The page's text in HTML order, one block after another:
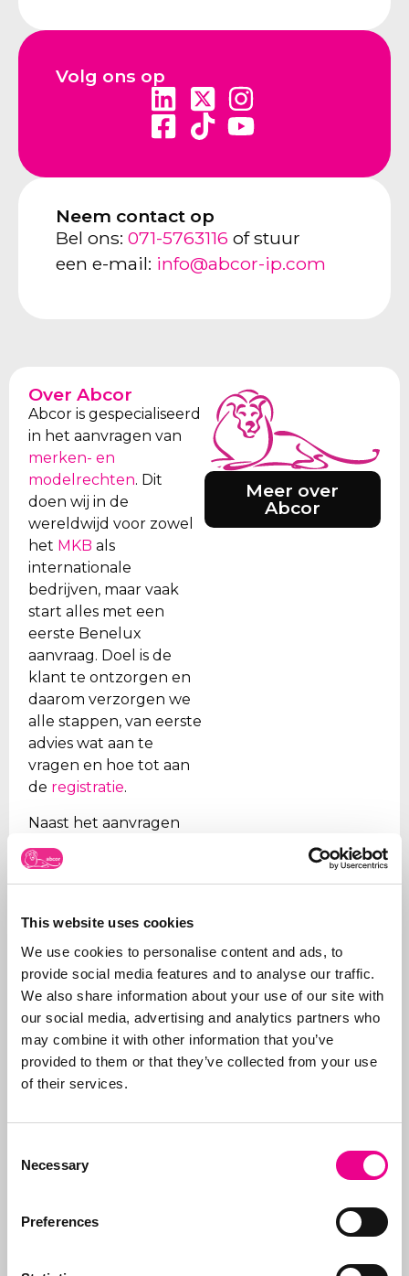
This website uses cookies
We use cookies to personalise content and ads, to
provide social media features and to analyse our traffic.
We also share information about your use of our site with
our social media, advertising and analytics partners who
may combine it with other information that you’ve
provided to them or that they’ve collected from your use
of their services.
Selection
Necessary
Preferences
Volg ons op
Neem contact op
Bel ons: 071-5763116 of stuur
een e-mail: info@abcor-ip.com
Over Abcor
Abcor is gespecialiseerd
in het aanvragen van
merken- en
modelrechten. Dit
doen wij in de
wereldwijd voor zowel
het MKB als
internationale
bedrijven, maar vaak
start alles met een
eerste Benelux
aanvraag. Doel is de
klant te ontzorgen en
daarom verzorgen we
alle stappen, van eerste
advies wat aan te
vragen en hoe tot aan
de registratie.
Naast het aanvragen
van merken, beheren
wij ook de portefeuilles
voor onze klanten. Wij
merken op tijd worden
vernieuwd, dat de
juiste organisaties
worden betaald (gezien
de vele frauduleuze
bedrijven) en
ondersteunen wij onze
klanten bij kwesties.
Daarnaast zijn we
onze klanten bij
vorm te geven en te
Meer over
Abcor